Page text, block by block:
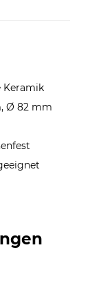
Keramik
Ø 82 mm